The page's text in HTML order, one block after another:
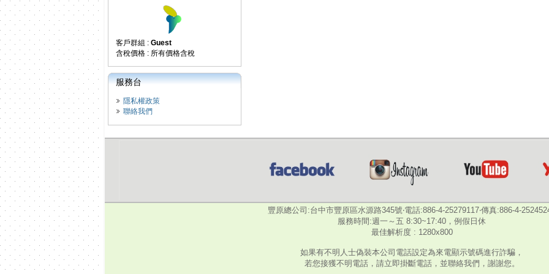
客戶群組 : Guest
含稅價格 : 所有價格含稅
服務台
隱私權政策
聯絡我們
豐原總公司:台中市豐原區水源路345號‧電話:886-4-25279117‧傳真:886-4-
服務時間:週一～五 8:30~17:40，例假日休
最佳解析度 : 1280x800
如果有不明人士偽裝本公司電話設定為來電顯示號碼進行詐騙，
若您接獲不明電話，請立即掛斷電話，並聯絡我們，謝謝您。